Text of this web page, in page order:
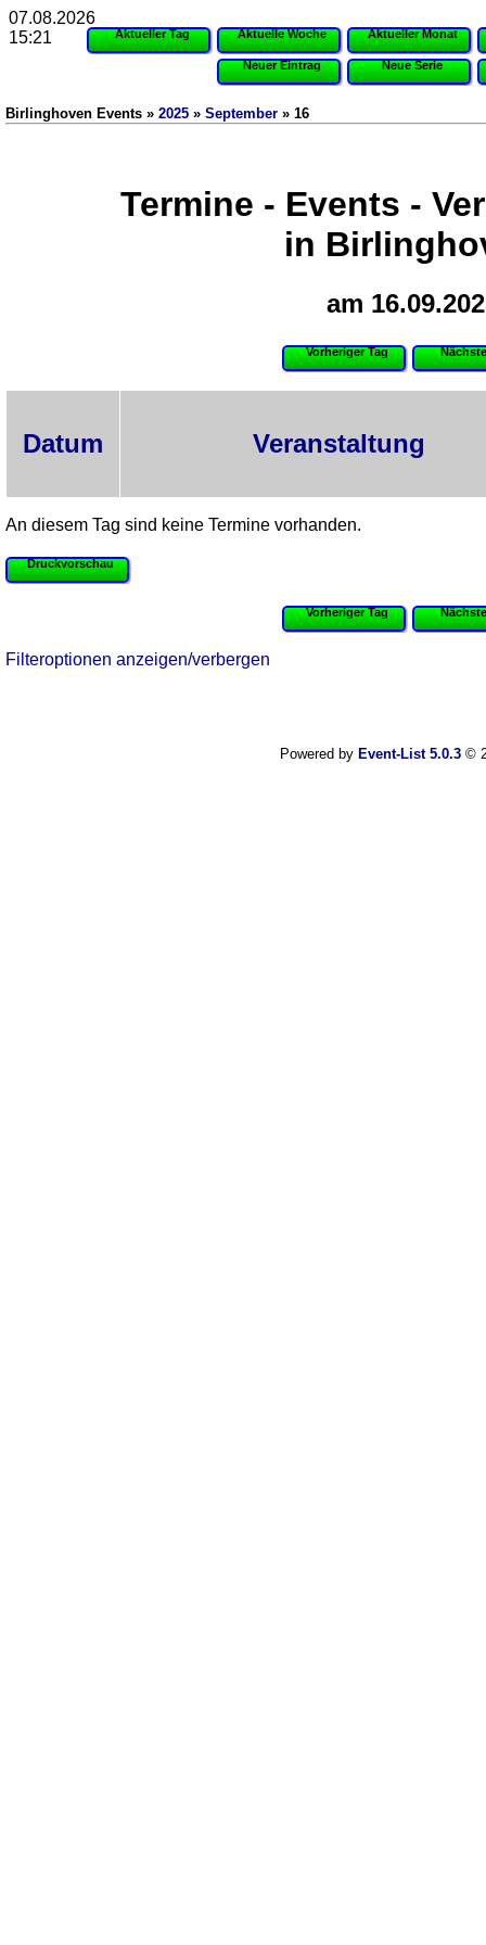
Aktueller Tag Aktuelle Woche Aktueller Monat
Neuer Eintrag Neue Serie
Birlinghoven Events » 2025 » September » 16
Termine - Events -
in
am
Vorheriger Tag
Datum Veranstaltung
An diesem Tag sind keine Termine vorhanden.
Druckvorschau
Vorheriger Tag
Filteroptionen anzeigen/verbergen
Powered by Event-List 5.0.3©
07.08.2026
15:21